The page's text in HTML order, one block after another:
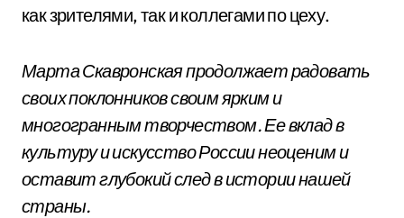
как зрителями, так и коллегами по цеху.
Марта Скавронская продолжает радовать
своих поклонников своим ярким и
многогранным творчеством. Ее вклад в
культуру и искусство России неоценим и
оставит глубокий след в истории нашей
страны.